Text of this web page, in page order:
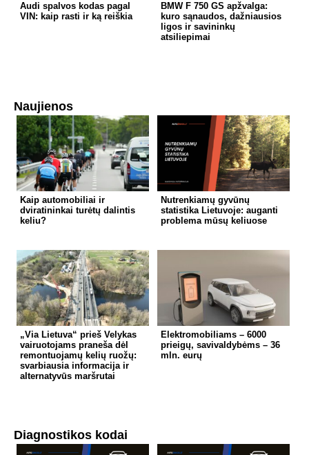
Audi spalvos kodas pagal
VIN: kaip rasti ir ką reiškia
BMW F 750 GS apžvalga:
kuro sąnaudos, dažniausios
ligos ir savininkų
atsiliepimai
Naujienos
Kaip automobiliai ir
dviratininkai turėtų dalintis
keliu?
Nutrenkiamų gyvūnų
statistika Lietuvoje: auganti
problema mūsų keliuose
„Via Lietuva“ prieš Velykas
vairuotojams praneša dėl
remontuojamų kelių ruožų:
svarbiausia informacija ir
alternatyvūs maršrutai
Elektromobiliams – 6000
prieigų, savivaldybėms – 36
mln. eurų
Diagnostikos kodai